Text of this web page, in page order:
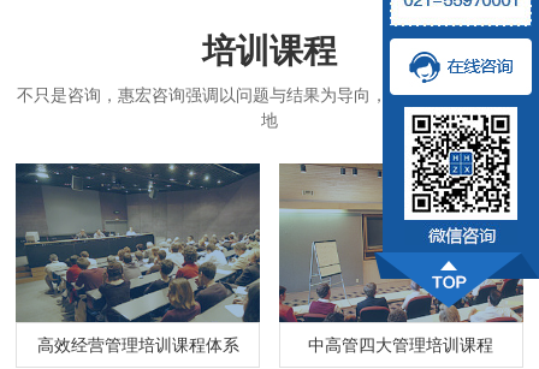
培训课程
不只是咨询，惠宏咨询强调以问题与结果为导向，对接实践，确保落
地
高效经营管理培训课程体系 中高管四大管理培训课程